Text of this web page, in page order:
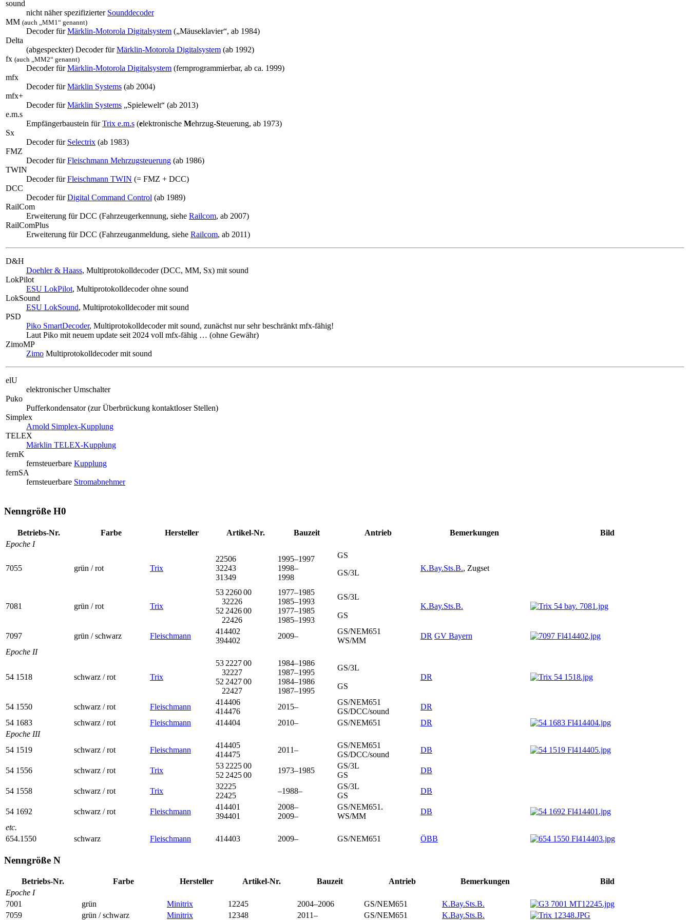
sound
nicht näher spezifizierter Sounddecoder
MM (auch „MM1“ genannt)
Decoder fürMärklin-Motorola Digitalsystem („Mäuseklavier“, ab 1984)
Delta
(abgespeckter) Decoder fürMärklin-Motorola Digitalsystem (ab 1992)
fx (auch „MM2“ genannt)
Decoder fürMärklin-Motorola Digitalsystem (fernprogrammierbar, ab ca. 1999)
mfx
Decoder fürMärklin Systems (ab 2004)
mfx+
Decoder fürMärklin Systems „Spielewelt“ (ab 2013)
e.m.s
Empfängerbaustein fürTrix e.m.s (elektronische Mehrzug-Steuerung, ab 1973)
Sx
Decoder für Selectrix (ab 1983)
FMZ
Decoder fürFleischmann Mehrzugsteuerung (ab 1986)
TWIN
Decoder fürFleischmann TWIN (= FMZ + DCC)
DCC
Decoder fürDigital Command Control (ab 1989)
RailCom
Erweiterung für DCC (Fahrzeugerkennung, siehe Railcom, ab 2007)
RailComPlus
Erweiterung für DCC (Fahrzeuganmeldung, siehe Railcom, ab 2011)
D&H
Doehler & Haass, Multiprotokolldecoder (DCC, MM, Sx) mit sound
LokPilot
ESU LokPilot, Multiprotokolldecoder ohne sound
LokSound
ESU LokSound, Multiprotokolldecoder mit sound
PSD
Piko SmartDecoder, Multiprotokolldecoder mit sound, zunächst nur sehr beschränkt mfx-fähig!
Laut Piko mit neuem update seit 2024 voll mfx-fähig … (ohne Gewähr)
ZimoMP
Zimo Multiprotokolldecoder mit sound
elU
elektronischer Umschalter
Puko
Pufferkondensator (zur Überbrückung kontaktloser Stellen)
Simplex
Arnold Simplex-Kupplung
TELEX
Märklin TELEX-Kupplung
fernK
fernsteuerbare Kupplung
fernSA
fernsteuerbare Stromabnehmer
Nenngröße H0
Betriebs-Nr. Farbe Her­steller Artikel-Nr. Bauzeit Antrieb Bemer­kungen
Bild
Epoche I
7055 grün / rot Trix
22506
32243
31349
1995–1997
1998–
1998
GS
GS/3L
K.Bay.Sts.B., Zugset
7081 grün / rot Trix
53 2260 00
32226
52 2426 00
22426
1977–1985
1985–1993
1977–1985
1985–1993
GS/3L
GS
K.Bay.Sts.B.
7097 grün / schwarz Fleischmann
414402
394402
2009–
GS/NEM651
WS/MM
DR GV Bayern
Epoche II
54 1518 schwarz / rot Trix
53 2227 00
32227
52 2427 00
22427
1984–1986
1987–1995
1984–1986
1987–1995
GS/3L
GS
DR
54 1550 schwarz / rot Fleischmann
414406
414476
2015–
GS/NEM651
GS/DCC/sound
DR
54 1683
schwarz / rot Fleischmann 414404 2010– GS/NEM651
DR
Epoche III
54 1519
schwarz / rot Fleischmann
414405
414475
2011–
GS/NEM651
GS/DCC/sound
DB
54 1556 schwarz / rot Trix
53 2225 00
52 2425 00
1973–1985
GS/3L
GS
DB
54 1558 schwarz / rot Trix
32225
22425
–1988–
GS/3L
GS
DB
54 1692 schwarz / rot Fleischmann
414401
394401
2008–
2009–
GS/NEM651.
WS/MM
DB
etc.
654.1550
schwarz Fleischmann 414403 2009– GS/NEM651 ÖBB
Nenngröße N
Betriebs-Nr. Farbe Her­steller Artikel-Nr. Bauzeit Antrieb Bemer­kungen
Bild
Epoche I
7001
grün Minitrix 12245 2004–2006 GS/NEM651
K.Bay.Sts.B.
7059
grün / schwarz Minitrix 12348 2011– GS/NEM651 K.Bay.Sts.B.